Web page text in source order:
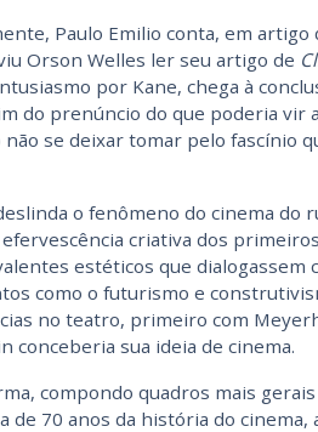
Paulo Emilio conta, em artigo
Orson Welles ler seu artigo de
por Kane, chega à
do prenúncio do que poderia vir
se deixar tomar pelo fascínio
o fenômeno do cinema do
criativa dos
estéticos que dialogassem
como o futurismo e
no teatro, primeiro com
conceberia sua ideia de cinema.
compondo quadros mais
de 70 anos da história do